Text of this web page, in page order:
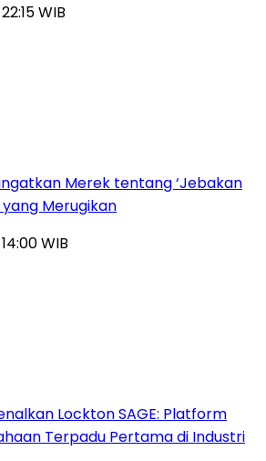
WIB
Merek tentang ‘Jebakan
Merugikan
WIB
Lockton SAGE: Platform
Terpadu Pertama di Industri